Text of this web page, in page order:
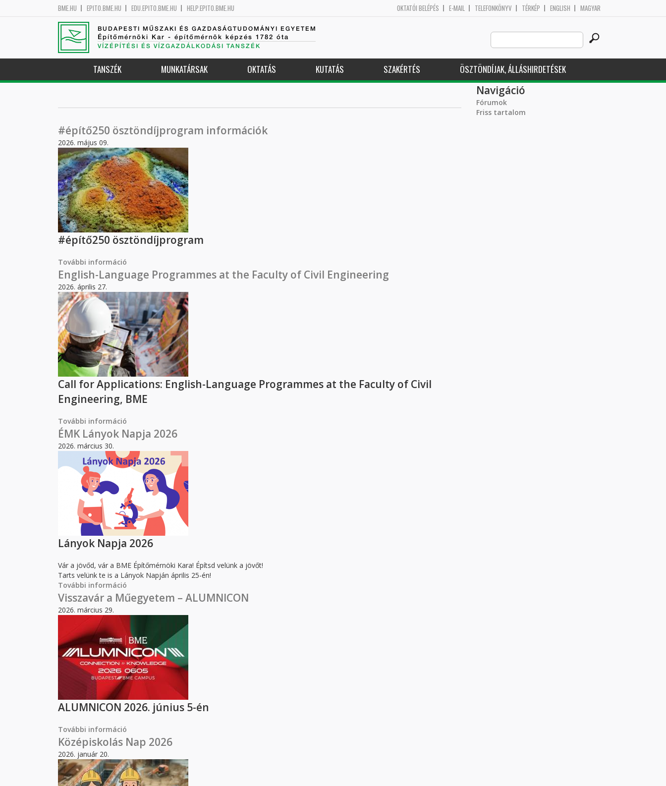
BME.HU EPITO.BME.HU EDU.EPITO.BME.HU HELP.EPITO.BME.HU OKTATÓI BELÉPÉS E-MAIL TELEFONKÖNYV TÉRKÉP ENGLISH MAGYAR
BUDAPESTI MŰSZAKI ÉS GAZDASÁGTUDOMÁNYI EGYETEM
Építőmérnöki Kar - építőmérnök képzés 1782 óta
VÍZÉPÍTÉSI ÉS VÍZGAZDÁLKODÁSI TANSZÉK
Search
this
site
TANSZÉK MUNKATÁRSAK OKTATÁS KUTATÁS SZAKÉRTÉS ÖSZTÖNDÍJAK, ÁLLÁSHIRDETÉSEK
#építő250 ösztöndíjprogram információk
2026. május 09.
#építő250 ösztöndíjprogram
További információ
English-Language Programmes at the Faculty of Civil Engineering
2026. április 27.
Call for Applications: English-Language Programmes at the Faculty of Civil
Engineering, BME
További információ
ÉMK Lányok Napja 2026
2026. március 30.
Lányok Napja 2026
Vár a jövőd, vár a BME Építőmérnöki Kara! Építsd velünk a jövőt!
Tarts velünk te is a Lányok Napján április 25-én!
További információ
Visszavár a Műegyetem – ALUMNICON
2026. március 29.
ALUMNICON 2026. június 5-én
További információ
Középiskolás Nap 2026
2026. január 20.
Navigáció
Fórumok
Friss tartalom